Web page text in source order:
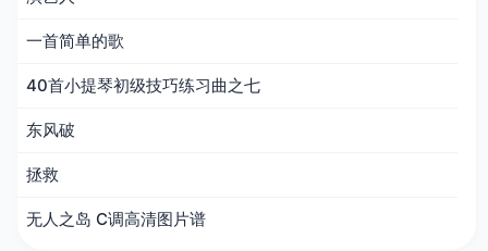
一首简单的歌
40首小提琴初级技巧练习曲之七
东风破
拯救
无人之岛 C调高清图片谱